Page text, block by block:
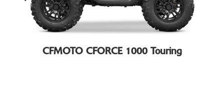
CFMOTO CFORCE 1000 Touring